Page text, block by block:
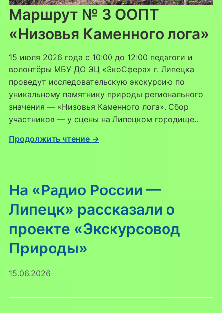
Маршрут № 3 ООПТ
«Низовья Каменного лога»
15 июля 2026 года с 10:00 до 12:00 педагоги и
волонтёры МБУ ДО ЭЦ «ЭкоСфера» г. Липецка
проведут исследовательскую экскурсию по
уникальному памятнику природы регионального
значения — «Низовья Каменного лога». Сбор
участников — у сцены на Липецком городище..
Продолжить чтение →
На «Радио России —
Липецк» рассказали о
проекте «Экскурсовод
Природы»
15.06.2026